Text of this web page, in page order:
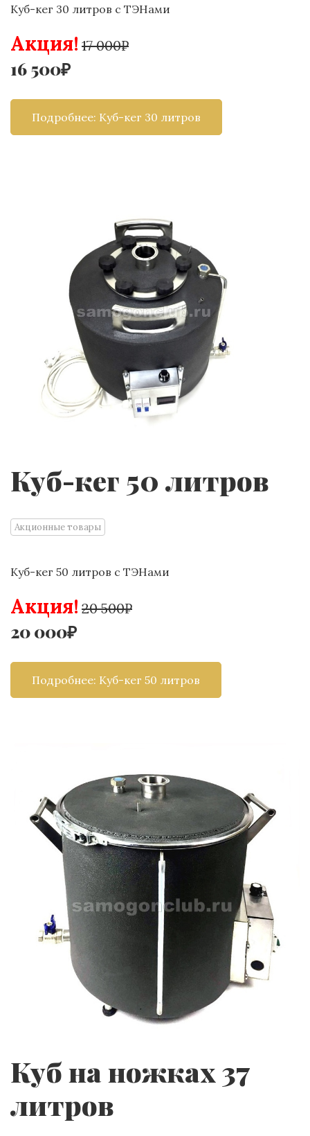
Куб-кег 30 литров с ТЭНами
Акция! 17 000₽
16 500₽
Подробнее: Куб-кег 30 литров
Куб-кег 50 литров
Акционные товары
Куб-кег 50 литров с ТЭНами
Акция! 20 500₽
20 000₽
Подробнее: Куб-кег 50 литров
Куб на ножках 37
литров